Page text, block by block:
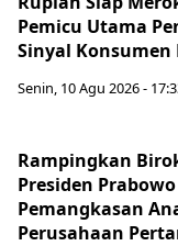
Pemicu Utama
Sinyal Konsumen
Senin, 10 Agu 2026 -
Rampingkan
Presiden
Pemangkasan
Perusahaan